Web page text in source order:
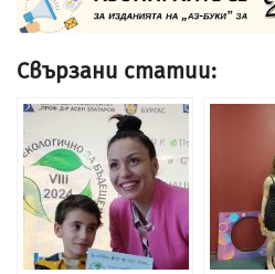
Свързани статии: